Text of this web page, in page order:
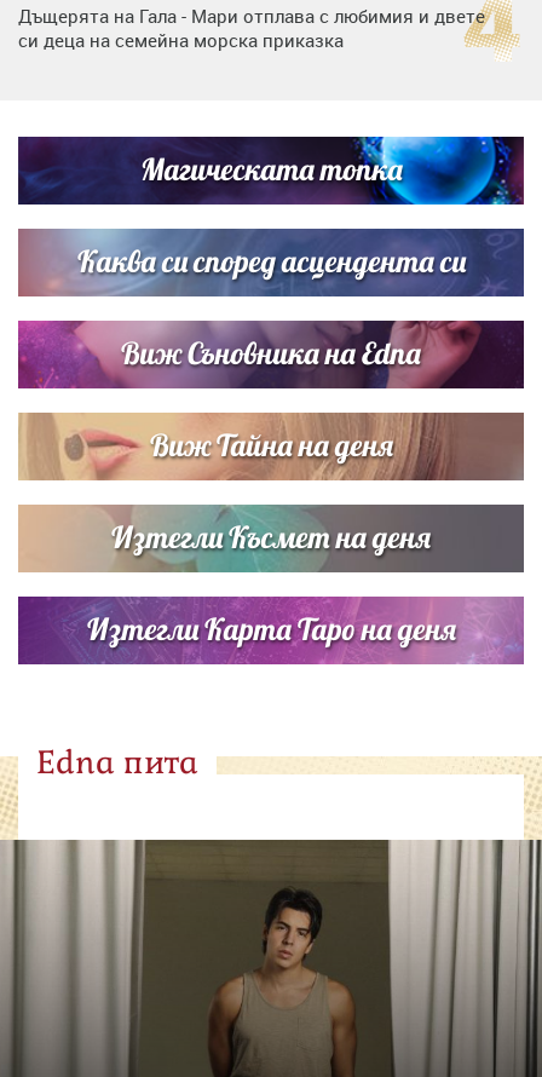
Дъщерята на Гала - Мари отплава с любимия и двете
си деца на семейна морска приказка
Димов издадоха своето любимо място
Дъщерята на Тодор Батков вдигна сватба, Стоичков и
Братя Аргирови я изненадаха с песен
Магическата топка
Каква си според асцендента си
Виж Съновника на Edna
Виж Тайна на деня
Изтегли Късмет на деня
Изтегли Карта Таро на деня
Edna пита